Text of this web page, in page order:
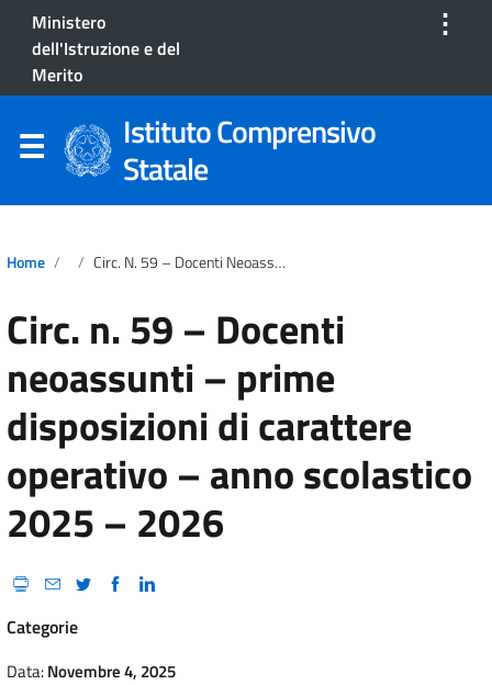
Ministero
dell'Istruzione e del
Merito
⋮
Istituto Comprensivo
Statale
Home Circ. N. 59 – Docenti Neoassunti – Prime Disposizioni Di Carattere Operativo – Anno Scolastico 2025 – 2026
Circ. n. 59 – Docenti
neoassunti – prime
disposizioni di carattere
operativo – anno scolastico
2025 – 2026
Categorie
Data:Novembre 4, 2025